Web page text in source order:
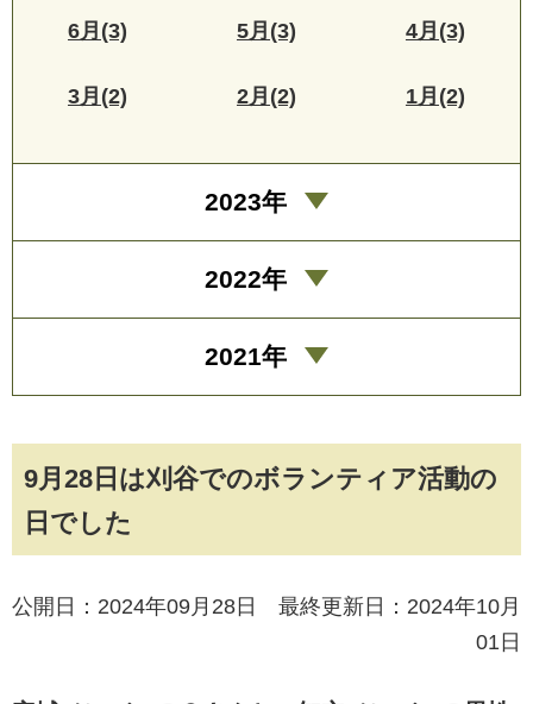
9月28日は刈谷でのボランティア活動の
日でした
公開日：2024年09月28日 最終更新日：2024年10月
01日
6月(3) 5月(3) 4月(3)
3月(2) 2月(2) 1月(2)
2023年
2022年
2021年